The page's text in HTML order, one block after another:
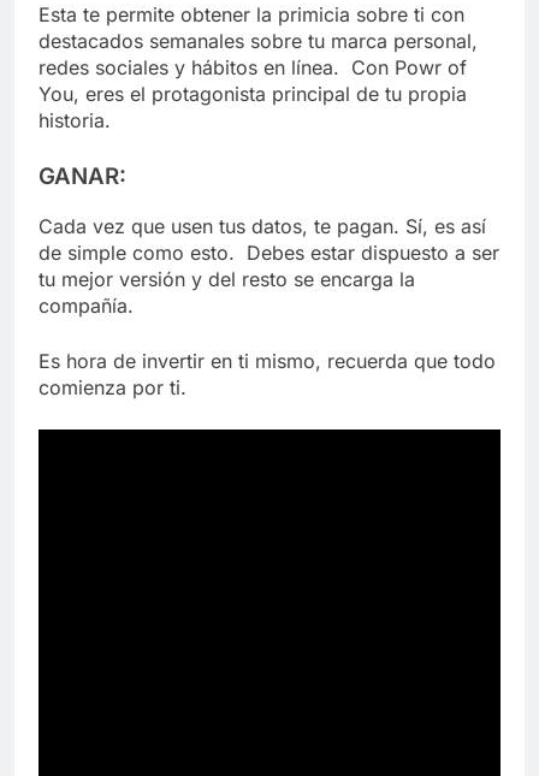
Esta te permite obtener la primicia sobre ti con
destacados semanales sobre tu marca personal,
redes sociales y hábitos en línea. Con Powr of
You, eres el protagonista principal de tu propia
historia.
GANAR:
Cada vez que usen tus datos, te pagan. Sí, es así
de simple como esto. Debes estar dispuesto a ser
tu mejor versión y del resto se encarga la
compañía.
Es hora de invertir en ti mismo, recuerda que todo
comienza por ti.